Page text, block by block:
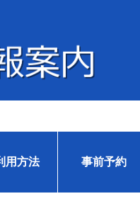
用方法 事前予約